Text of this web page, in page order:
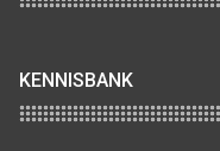
KENNISBANK